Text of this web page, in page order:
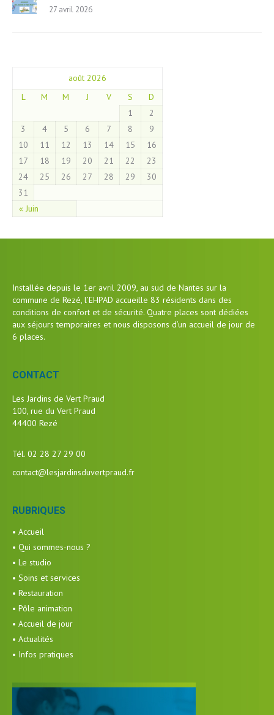
27 avril 2026
août 2026
L
M M J V S D
« Juin
1
2
3
4 5 6 7 8
9
10
11 12 13 14 15
16
17
18 19 20 21 22
23
24
25 26 27 28 29
30
31
Installée depuis le 1er avril 2009, au sud de Nantes sur la
commune de Rezé, l’EHPAD accueille 83 résidents dans des
conditions de confort et de sécurité. Quatre places sont dédiées
aux séjours temporaires et nous disposons d’un accueil de jour de
6 places.
CONTACT
Les Jardins de Vert Praud
100, rue du Vert Praud
44400 Rezé
Tél. 02 28 27 29 00
contact@lesjardinsduvertpraud.fr
RUBRIQUES
• Accueil
• Qui sommes-nous ?
• Le studio
• Soins et services
• Restauration
• Pôle animation
• Accueil de jour
• Actualités
• Infos pratiques